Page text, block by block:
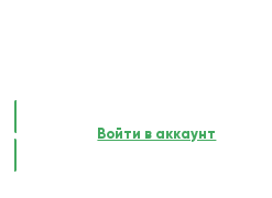
Войти в аккаунт